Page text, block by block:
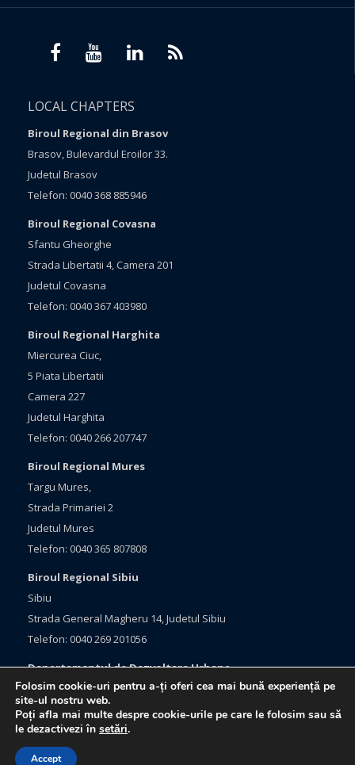
LOCAL CHAPTERS
Biroul Regional din Brasov
Brasov, Bulevardul Eroilor 33.
Judetul Brasov
Telefon: 0040 368 885946
Biroul Regional Covasna
Sfantu Gheorghe
Strada Libertatii 4, Camera 201
Judetul Covasna
Telefon: 0040 367 403980
Biroul Regional Harghita
Miercurea Ciuc,
5 Piata Libertatii
Camera 227
Judetul Harghita
Telefon: 0040 266 207747
Biroul Regional Mures
Targu Mures,
Strada Primariei 2
Judetul Mures
Telefon: 0040 365 807808
Biroul Regional Sibiu
Sibiu
Strada General Magheru 14, Judetul Sibiu
Telefon: 0040 269 201056
Departamentul de Dezvoltare Urbana
Brasov, Bulevardul Eroilor 33
Judetul Brasov
Telefon: 0040 368 415760
Folosim cookie-uri pentru a-ți oferi cea mai bună experiență pe
site-ul nostru web.
Poți afla mai multe despre cookie-urile pe care le folosim sau să
le dezactivezi în setări.
Accept